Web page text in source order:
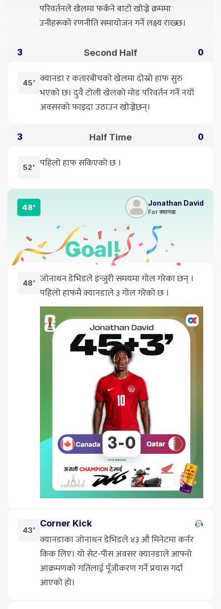
परिवर्तनले खेलमा फर्कने बाटो खोज्ने क्रममा
उनीहरूको रणनीति समायोजन गर्ने लक्ष्य राख्छ।
3 Second Half 0
45' क्यानडा र कतारबीचको खेलमा दोस्रो हाफ सुरु
भएको छ। दुवै टोली खेलको मोड परिवर्तन गर्ने नयाँ
अवसरको फाइदा उठाउन खोज्नेछन्।
3 Half Time 0
52' पहिलो हाफ सकिएको छ ।
48' Jonathan David
For क्यानडा
48' जोनाथन डेभिडले इन्जुरी समयमा गोल गरेका छन् ।
पहिलो हाफमै क्यानडाले ३ गोल गरेको छ ।
43'
Corner Kick
क्यानडाका जोनाथन डेभिडले ४३ औं मिनेटमा कर्नर
किक लिए। यो सेट-पीस अवसर क्यानडाले आफ्नो
आक्रमणको गतिलाई पूँजीकरण गर्ने प्रयास गर्दा
आएको हो।